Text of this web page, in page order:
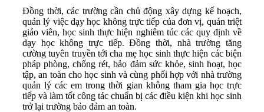
Đồng thời, các trường cần chủ động xây dựng kế hoạch,
quản lý việc dạy học không trực tiếp của đơn vị, quán triệt
giáo viên, học sinh thực hiện nghiêm túc các quy định về
dạy học không trực tiếp. Đồng thời, nhà trường tăng
cường tuyên truyền tới cha mẹ học sinh thực hiện các biện
pháp phòng, chống rét, bảo đảm sức khỏe, sinh hoạt, học
tập, an toàn cho học sinh và cùng phối hợp với nhà trường
quản lý các em trong thời gian không tham gia học trực
tiếp và làm tốt công tác chuẩn bị các điều kiện khi học sinh
trở lại trường bảo đảm an toàn.